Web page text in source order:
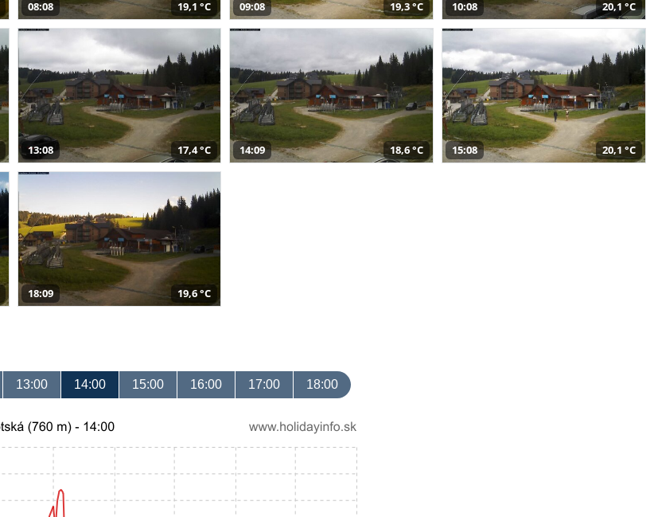
08:08 19,1 °C 09:08 19,3 °C 10:08 20,1 °C
13:08 17,4 °C 14:09 18,6 °C 15:08 20,1 °C
18:09 19,6 °C
13:00 14:00 15:00 16:00 17:00 18:00